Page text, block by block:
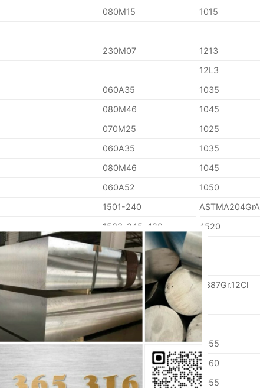
080M15 1015
230M07 1213
12L3
060A35 1035
080M46 1045
070M25 1025
060A35 1035
080M46 1045
060A52 1050
1501-240
ASTMA204GrA
1503-245-420 4520
A387Gr.12Cl
3606-625
070M55 1055
080A62 1060
070M55 1055
CLOSE
THIS
MODULE